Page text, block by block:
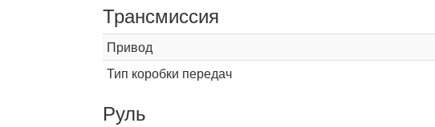
Трансмиссия
Привод
Тип коробки передач
Руль